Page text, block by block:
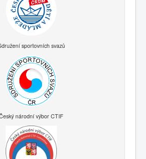
sportovních svazů
národní výbor CTIF